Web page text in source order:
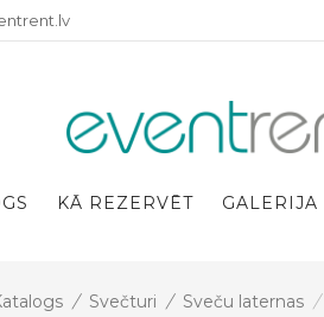
KĀ REZERVĒT GALERIJA
/ Svečturi / Sveču laternas /